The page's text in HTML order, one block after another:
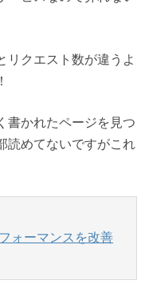
リクエスト数が違うよ
書かれたページを見つ
読めてないですがこれ
ォーマンスを改善